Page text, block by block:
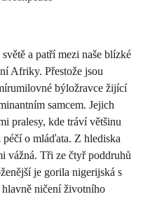
a patří mezi naše blízké
Afriky. Přestože jsou
býložravce žijící
samcem. Jejich
pralesy, kde tráví většinu
o mláďata. Z hlediska
vážná. Tři ze čtyř poddruhů
je gorila nigerijská s
ničení životního